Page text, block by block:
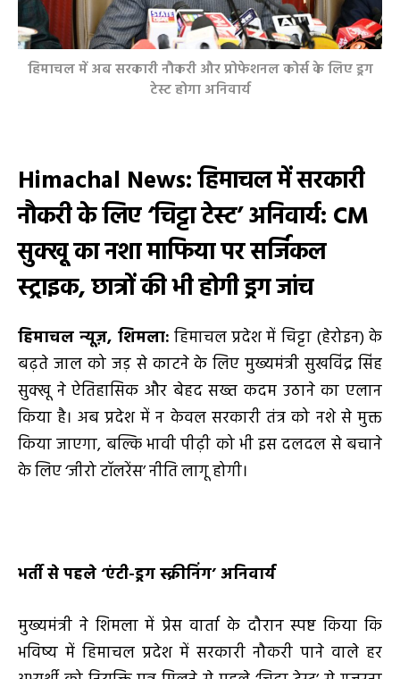
हिमाचल में अब सरकारी नौकरी और प्रोफेशनल कोर्स के लिए ड्रग
टेस्ट होगा अनिवार्य
Himachal News: हिमाचल में सरकारी
नौकरी के लिए‘चिट्टा टेस्ट’ अनिवार्य: CM
सुक्खू का नशा माफिया पर सर्जिकल
स्ट्राइक, छात्रों की भी होगी ड्रग जांच
हिमाचल न्यूज़, शिमला: हिमाचल प्रदेश में चिट्टा (हेरोइन) के
बढ़ते जाल को जड़ से काटने के लिए मुख्यमंत्री सुखविंद्र सिंह
सुक्खू ने ऐतिहासिक और बेहद सख्त कदम उठाने का एलान
किया है। अब प्रदेश में न केवल सरकारी तंत्र को नशे से मुक्त
किया जाएगा, बल्कि भावी पीढ़ी को भी इस दलदल से बचाने
के लिए ‘जीरो टॉलरेंस’ नीति लागू होगी।
भर्ती से पहले‘एंटी-ड्रग स्क्रीनिंग’ अनिवार्य
मुख्यमंत्री ने शिमला में प्रेस वार्ता के दौरान स्पष्ट किया कि
भविष्य में हिमाचल प्रदेश में सरकारी नौकरी पाने वाले हर